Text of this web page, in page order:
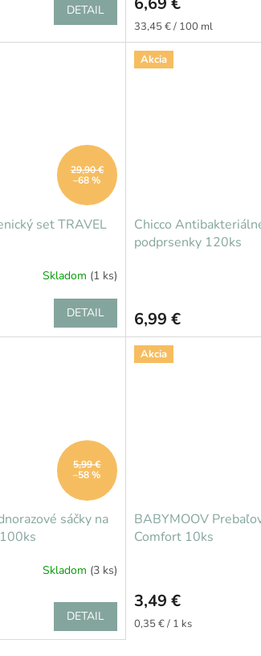
DETAIL
Jednotková
cena:
33,45 € / 100 ml
29,90 €
–68 %
set TRAVEL
Skladom (1 ks)
DETAIL
Akcia
Chicco
podprsenky 120ks
6,99 €
5,99 €
–58 %
sáčky na
Skladom (3 ks)
DETAIL
Akcia
BABYMOOV
Comfort 10ks
3,49 €
Jednotková
0,35 € / 1 ks